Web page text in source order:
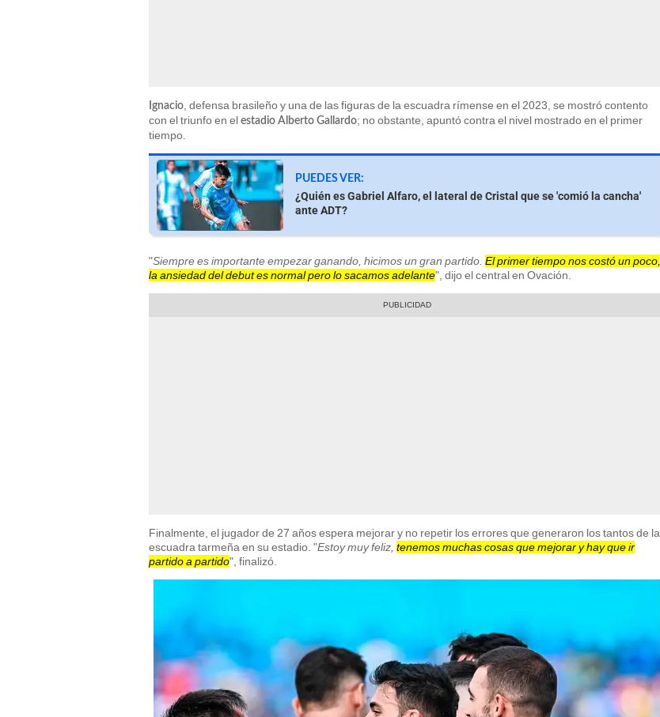
Ignacio , defensa brasileño y una de las figuras de la escuadra rímense en el 2023, se mostró contento
con el triunfo en el estadio Alberto Gallardo; no obstante, apuntó contra el nivel mostrado en el primer
tiempo.
PUEDES VER:
¿Quién es Gabriel Alfaro, el lateral de Cristal que se 'comió la cancha'
ante ADT?
"Siempre es importante empezar ganando, hicimos un gran partido. El primer tiempo nos costó un poco,
la ansiedad del debut es normal pero lo sacamos adelante", dijo el central en Ovación.
Finalmente, el jugador de 27 años espera mejorar y no repetir los errores que generaron los tantos de la
escuadra tarmeña en su estadio. "Estoy muy feliz, tenemos muchas cosas que mejorar y hay que ir
partido a partido", finalizó.